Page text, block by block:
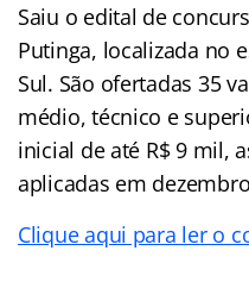
Saiu o edital de
Putinga, localizada no
Sul. São ofertadas 35
médio, técnico e
inicial de até R$ 9 mil,
aplicadas em
Clique aqui para ler o